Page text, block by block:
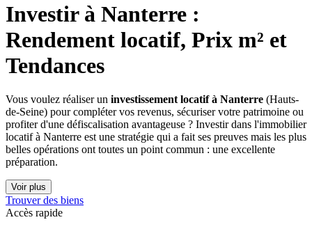
Investir à Nanterre :
Rendement locatif, Prix m² et
Tendances
Vous voulez réaliser un investissement locatif à Nanterre (Hauts-
de-Seine) pour compléter vos revenus, sécuriser votre patrimoine ou
profiter d'une défiscalisation avantageuse ? Investir dans l'immobilier
locatif à Nanterre est une stratégie qui a fait ses preuves mais les plus
belles opérations ont toutes un point commun : une excellente
préparation.
Voir plus
Trouver des biens
Accès rapide